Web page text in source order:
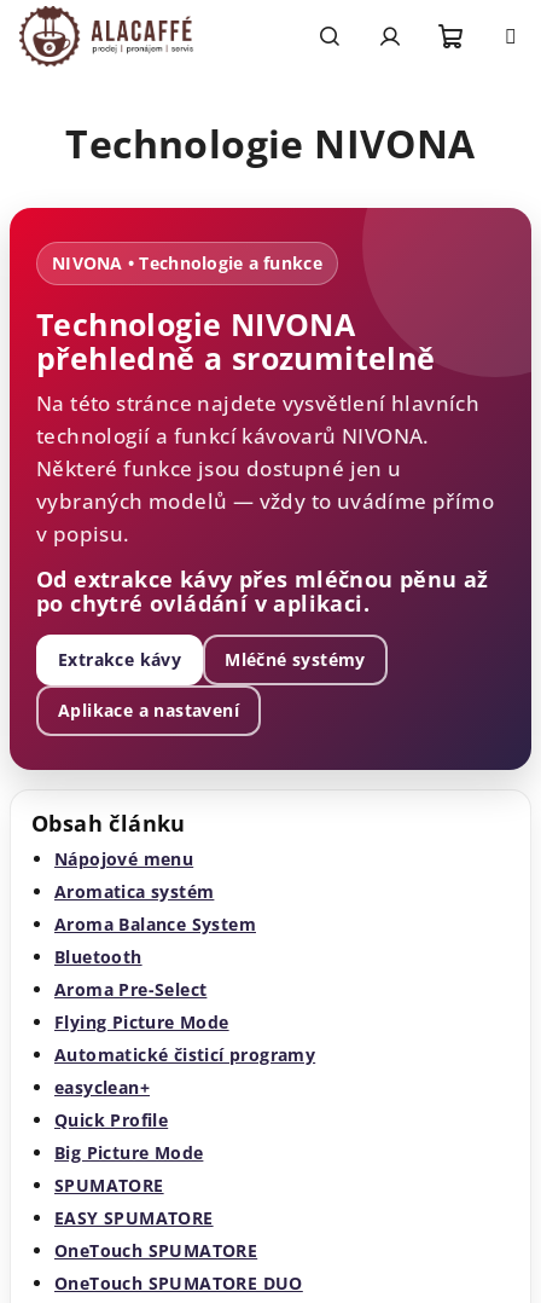
Přejít
na
obsah
košík
Technologie NIVONA
NIVONA • Technologie a funkce
Technologie NIVONA
přehledně a srozumitelně
Na této stránce najdete vysvětlení hlavních
technologií a funkcí kávovarů NIVONA.
Některé funkce jsou dostupné jen u
vybraných modelů — vždy to uvádíme přímo
v popisu.
Od extrakce kávy přes mléčnou pěnu až
po chytré ovládání v aplikaci.
Extrakce kávy Mléčné systémy
Aplikace a nastavení
Obsah článku
Nápojové menu
Aromatica systém
Aroma Balance System
Bluetooth
Aroma Pre-Select
Flying Picture Mode
Automatické čisticí programy
easyclean+
Quick Profile
Big Picture Mode
SPUMATORE
EASY SPUMATORE
OneTouch SPUMATORE
OneTouch SPUMATORE DUO